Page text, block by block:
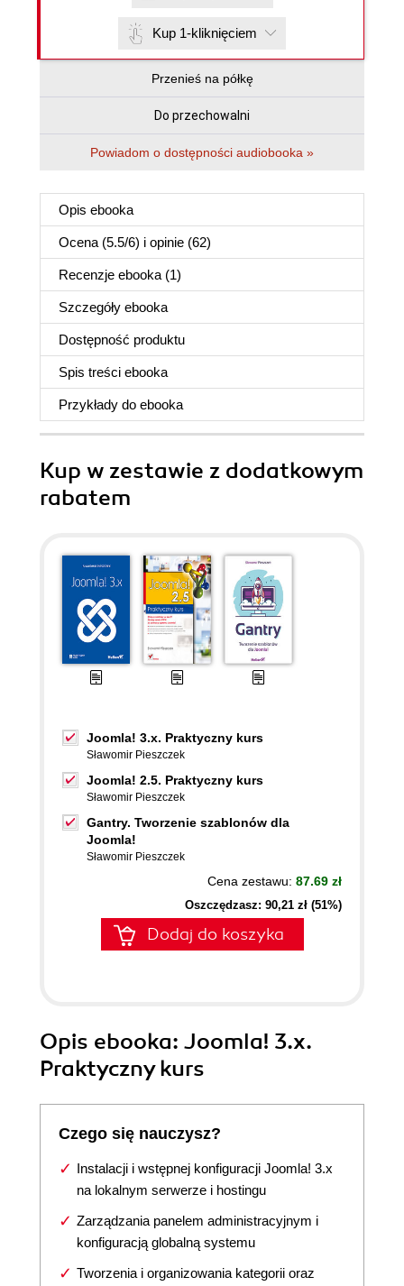
Kup 1-kliknięciem
Przenieś na półkę
Do przechowalni
Powiadom o dostępności audiobooka »
Opis ebooka
Ocena (5.5/6) i opinie (62)
Recenzje ebooka (1)
Szczegóły ebooka
Dostępność produktu
Spis treści ebooka
Przykłady do ebooka
Kup w zestawie z dodatkowym
rabatem
Joomla! 3.x. Praktyczny kurs
Sławomir Pieszczek
Joomla! 2.5. Praktyczny kurs
Sławomir Pieszczek
Gantry. Tworzenie szablonów dla
Joomla!
Sławomir Pieszczek
Cena zestawu: 87.69 zł
Oszczędzasz: 90,21 zł (51%)
Dodaj do koszyka
Opis ebooka: Joomla! 3.x.
Praktyczny kurs
Czego się nauczysz?
Instalacji i wstępnej konfiguracji Joomla! 3.x
na lokalnym serwerze i hostingu
Zarządzania panelem administracyjnym i
konfiguracją globalną systemu
Tworzenia i organizowania kategorii oraz